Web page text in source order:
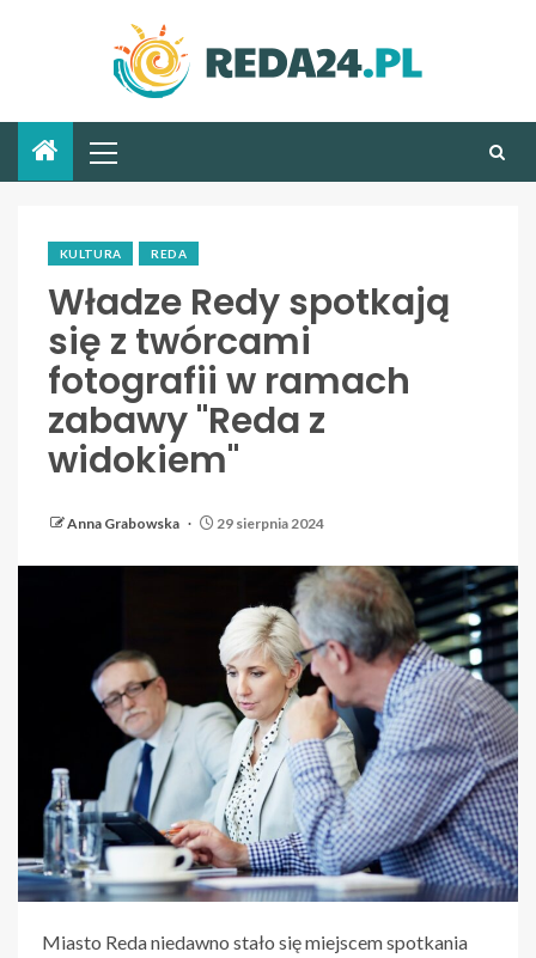
KULTURA REDA
Władze Redy spotkają
się z twórcami
fotografii w ramach
zabawy "Reda z
widokiem"
Anna Grabowska 29 sierpnia 2024
Miasto Reda niedawno stało się miejscem spotkania